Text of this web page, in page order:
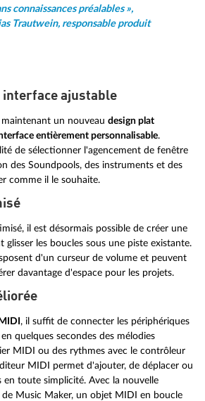
connaissances préalables »,
Trautwein, responsable produit
interface ajustable
un nouveau design plat
entièrement personnalisable.
de sélectionner l'agencement de fenêtre
des Soundpools, des instruments et des
comme il le souhaite.
il est désormais possible de créer une
glisser les boucles sous une piste existante.
d'un curseur de volume et peuvent
davantage d'espace pour les projets.
, il suffit de connecter les périphériques
quelques secondes des mélodies
MIDI ou des rythmes avec le contrôleur
MIDI permet d'ajouter, de déplacer ou
en toute simplicité. Avec la nouvelle
de Music Maker, un objet MIDI en boucle